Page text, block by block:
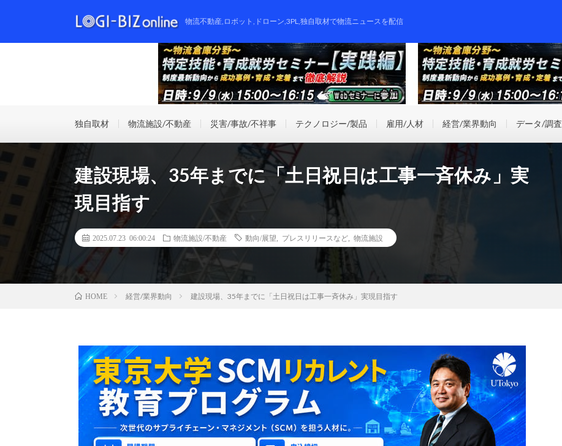
物流不動産,ロボット,ドローン,3PL,独自取材で物流ニュースを配信
独自取材 物流施設/不動産 災害/事故/不祥事 テクノロジー/製品 雇用/人材 経営/業界動向 データ/調査
建設現場、35年までに「土日祝日は工事一斉休み」実
現目指す
2025.07.23 06:00:24 物流施設/不動産 動向/展望 プレスリリースなど 物流施設
HOME 経営/業界動向 建設現場、35年までに「土日祝日は工事一斉休み」実現目指す